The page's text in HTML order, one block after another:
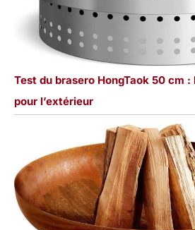
Test du brasero HongTaok 50 cm
pour l’extérieur